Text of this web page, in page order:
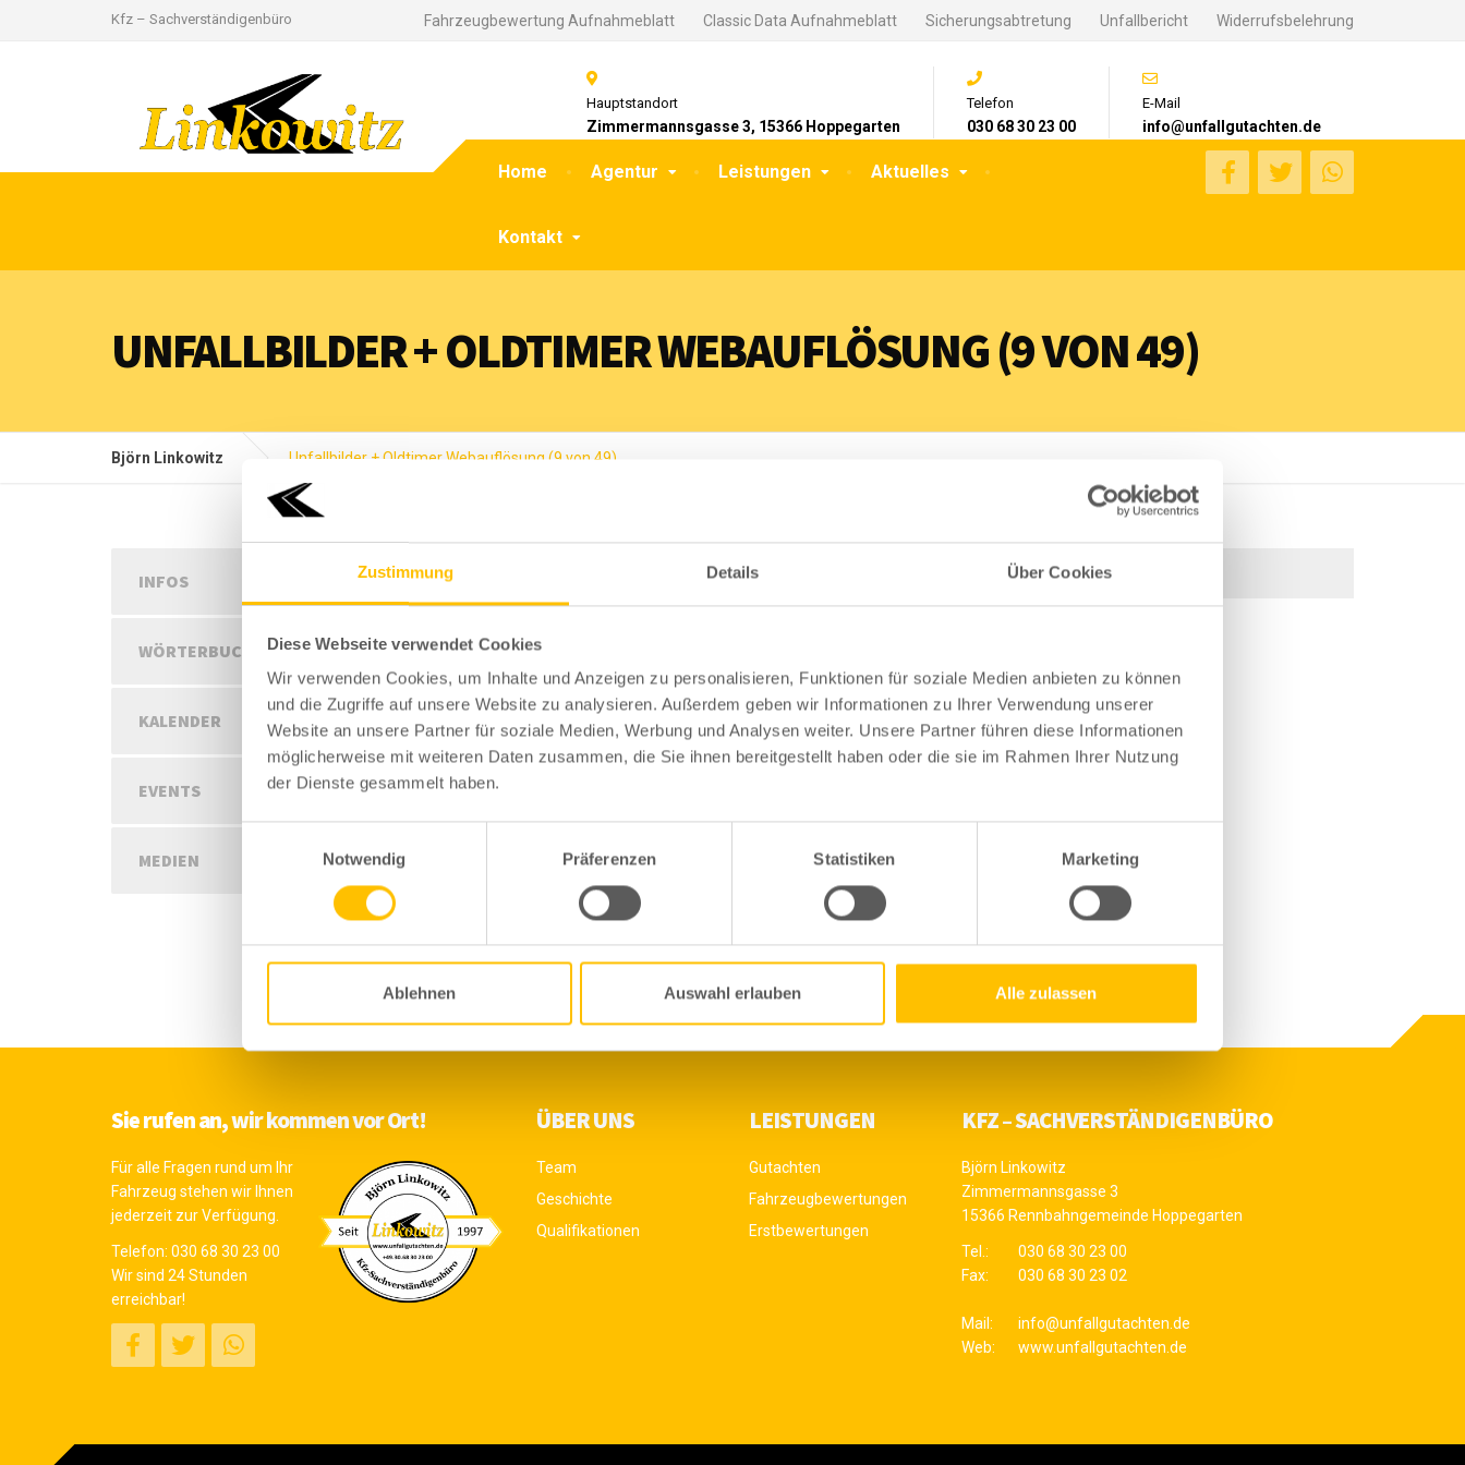
Zustimmung Details Über Cookies
Diese Webseite verwendet Cookies
Wir verwenden Cookies, um Inhalte und Anzeigen zu personalisieren, Funktionen für soziale Medien anbieten zu können
und die Zugriffe auf unsere Website zu analysieren. Außerdem geben wir Informationen zu Ihrer Verwendung unserer
Website an unsere Partner für soziale Medien, Werbung und Analysen weiter. Unsere Partner führen diese Informationen
möglicherweise mit weiteren Daten zusammen, die Sie ihnen bereitgestellt haben oder die sie im Rahmen Ihrer Nutzung
der Dienste gesammelt haben.
Notwendig
Präferenzen Statistiken Marketing
Ablehnen Auswahl erlauben Alle zulassen
Kfz – Sachverständigenbüro Fahrzeugbewertung Aufnahmeblatt Classic Data Aufnahmeblatt Sicherungsabtretung Unfallbericht Widerrufsbelehrung
Home Agentur Leistungen Aktuelles
Kontakt
Hauptstandort
Zimmermannsgasse 3, 15366 Hoppegarten
Telefon
030 68 30 23 00
E-Mail
info@unfallgutachten.de
UNFALLBILDER + OLDTIMER WEBAUFLÖSUNG (9 VON 49)
Björn Linkowitz Unfallbilder + Oldtimer Webauflösung (9 von 49)
19. März 2020 Björn Linkowitz /
Unfallbilder + Oldtimer Webauflösung (9 von 49)
Kommentare für diesen Beitrag sind geschlossen.
INFOS
WÖRTERBUCH
KALENDER
EVENTS
MEDIEN
Sie rufen an, wir kommen vor Ort!
Für alle Fragen rund um Ihr
Fahrzeug stehen wir Ihnen
jederzeit zur Verfügung.
Telefon: 030 68 30 23 00
Wir sind 24 Stunden
erreichbar!
ÜBER UNS
Team
Geschichte
Qualifikationen
LEISTUNGEN
Gutachten
Fahrzeugbewertungen
Erstbewertungen
KFZ – SACHVERSTÄNDIGENBÜRO
Björn Linkowitz
Zimmermannsgasse 3
15366 Rennbahngemeinde Hoppegarten
Tel.:
030 68 30 23 00
Fax:
030 68 30 23 02
Mail:
info@unfallgutachten.de
Web:
www.unfallgutachten.de